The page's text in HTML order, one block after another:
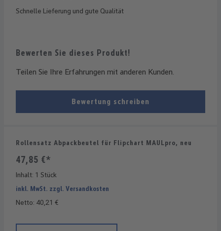
Bewerten Sie dieses Produkt!
Teilen Sie Ihre Erfahrungen mit anderen Kunden.
Bewertung schreiben
Schnelle Lieferung und gute Qualität
Rollensatz Abpackbeutel für Flipchart MAULpro, neu
47,85 €*
Inhalt: 1 Stück
inkl. MwSt. zzgl. Versandkosten
Netto: 40,21 €